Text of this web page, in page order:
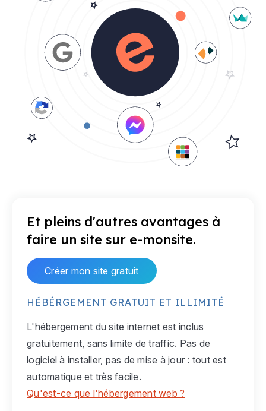
Et pleins d'autres avantages à
faire un site sur e-monsite.
Créer mon site gratuit
HÉBÉRGEMENT GRATUIT ET ILLIMITÉ
L'hébergement du site internet est inclus
gratuitement, sans limite de traffic. Pas de
logiciel à installer, pas de mise à jour : tout est
automatique et très facile.
Qu'est-ce que l'hébergement web ?